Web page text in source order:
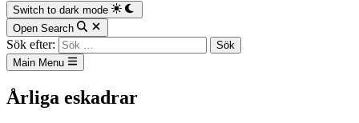
Switch to dark mode
Open Search
Sök efter:
Main Menu
Årliga eskadrar